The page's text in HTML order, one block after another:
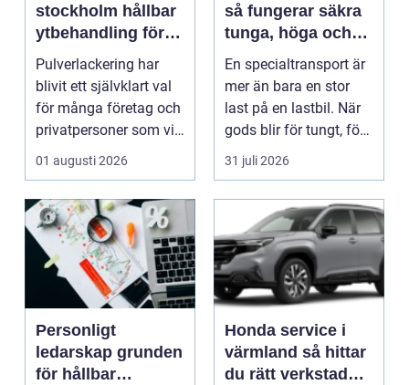
stockholm hållbar
ytbehandling för
industri och
privatpersoner
Pulverlackering har
blivit ett självklart val
för många företag och
privatpersoner som vill
kombiner...
01 augusti 2026
så fungerar säkra
tunga, höga och
breda transporter
En specialtransport är
mer än bara en stor
last på en lastbil. När
gods blir för tungt, för
högt ell...
31 juli 2026
Personligt
ledarskap grunden
för hållbar
Honda service i
värmland så hittar
du rätt verkstad